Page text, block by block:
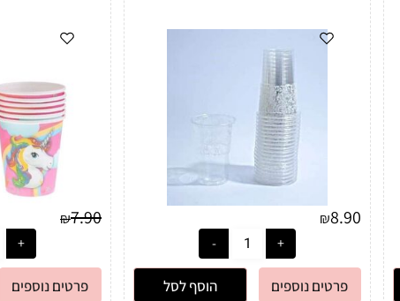
₪8.90
פרטים נוספים הוסף לסל
₪7.90
פרטים נוספים